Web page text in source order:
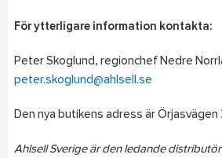
För ytterligare information kontakta:
Peter Skoglund, regionchef Nedre
peter.skoglund@ahlsell.se
Den nya butikens adress är Örjasvägen
Ahlsell Sverige är den ledande